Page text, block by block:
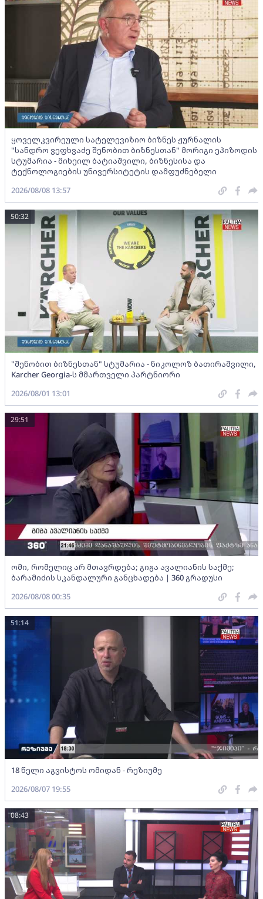
ყოველკვირეული სატელევიზიო ბიზნეს ჟურნალის
"სანდრო ვეფხვაძე შენობით ბიზნესთან" მორიგი ეპიზოდის
სტუმარია - მიხეილ ბატიაშვილი, ბიზნესისა და
ტექნოლოგიების უნივერსიტეტის დამფუძნებელი
2026/08/08 13:57
"შენობით ბიზნესთან" სტუმარია - ნიკოლოზ ბათირაშვილი,
Karcher Georgia-ს მმართველი პარტნიორი
50:32
2026/08/01 13:01
ომი, რომელიც არ მთავრდება; გიგა ავალიანის საქმე;
ბარამიძის სკანდალური განცხადება | 360 გრადუსი
29:51
2026/08/08 00:35
18 წელი აგვისტოს ომიდან - რეზიუმე
51:14
2026/08/07 19:55
08:43